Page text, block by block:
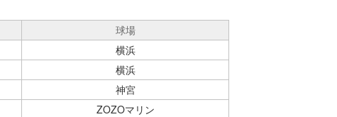
球場
横浜
横浜
神宮
ZOZOマリン